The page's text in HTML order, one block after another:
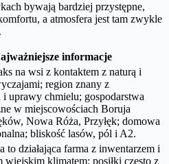
bywają bardziej przystępne,
a atmosfera jest tam zwykle
informacje
na wsi z kontaktem z naturą i
region znany z
uprawy chmielu; gospodarstwa
w miejscowościach Boruja
Nowa Róża, Przyłęk; domowa
bliskość lasów, pól i A2.
to działająca farma z inwentarzem i
wiejskim klimatem; posiłki często z